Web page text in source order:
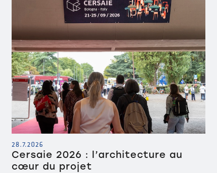
28.7.2026
Cersaie 2026 : l’architecture au
cœur du projet